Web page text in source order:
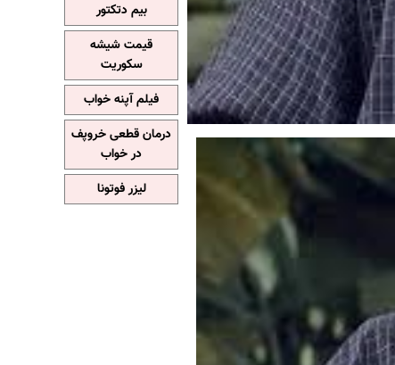
بیم دتکتور
قیمت شیشه
سکوریت
فیلم آپنه خواب
درمان قطعی خروپف
در خواب
لیزر فوتونا